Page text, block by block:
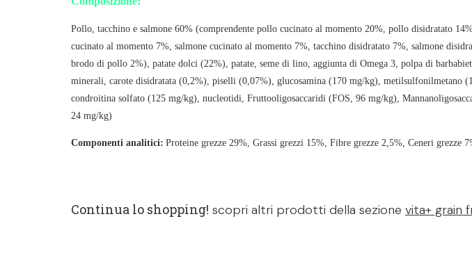
Pollo, tacchino e salmone 60% (comprendente pollo cucinato al momento 20%, pollo disidratato
cucinato al momento 7%, salmone cucinato al momento 7%, tacchino disidratato 7%, salmone
brodo di pollo 2%), patate dolci (22%), patate, seme di lino, aggiunta di Omega 3, polpa di
minerali, carote disidratata (0,2%), piselli (0,07%), glucosamina (170 mg/kg), metilsulfonilmetano
condroitina solfato (125 mg/kg), nucleotidi, Fruttooligosaccaridi (FOS, 96 mg/kg),
24 mg/kg)
Componenti analitici: Proteine grezze 29%, Grassi grezzi 15%, Fibre grezze 2,5%, Ceneri grezze
Continua lo shopping! scopri altri prodotti della sezione vita+ grain